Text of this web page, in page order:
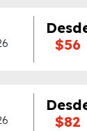
$56
$82